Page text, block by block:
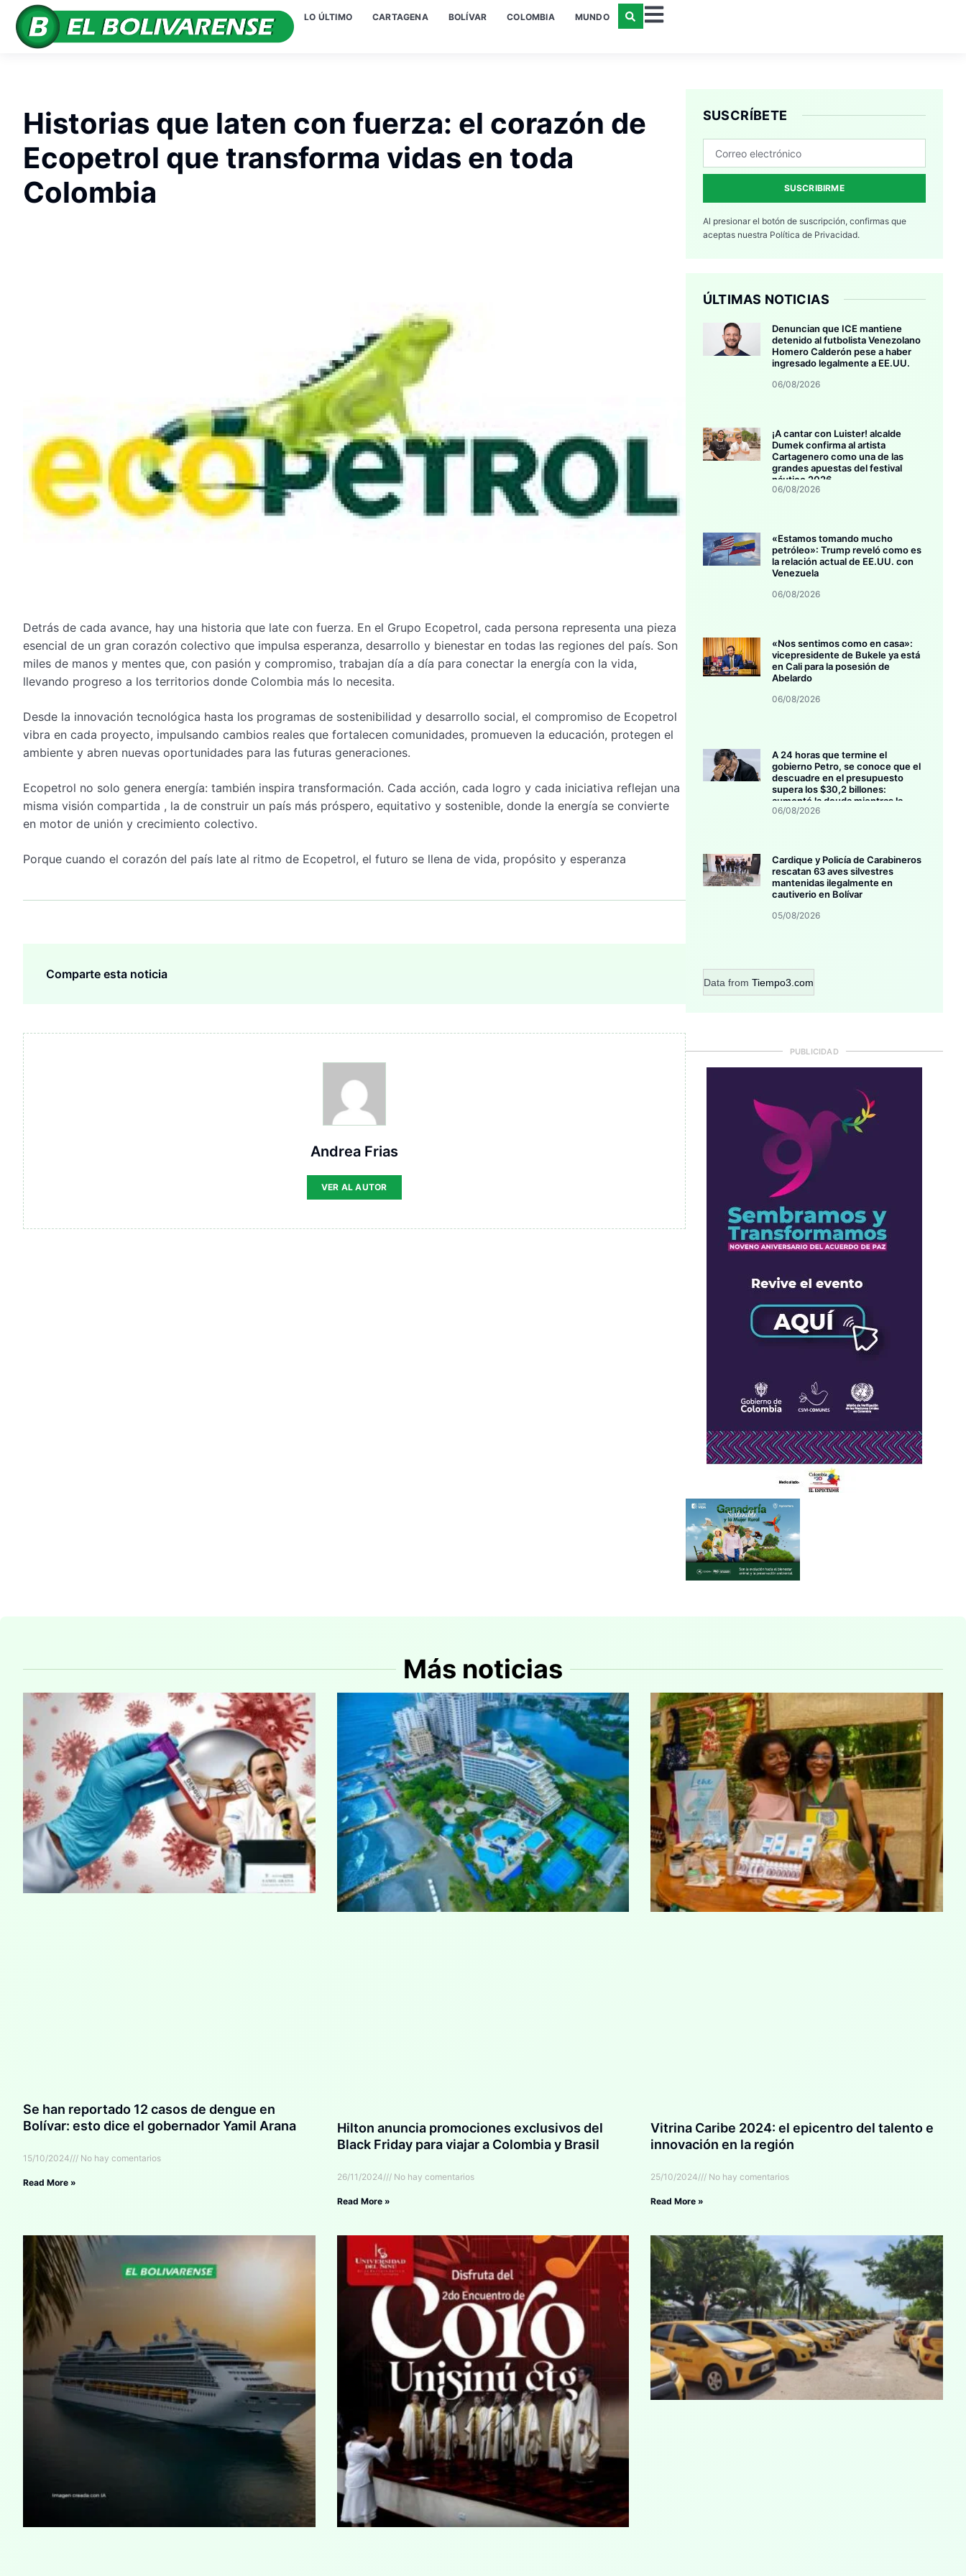
LO ÚLTIMO CARTAGENA BOLÍVAR COLOMBIA MUNDO
Historias que laten con fuerza: el corazón de
Ecopetrol que transforma vidas en toda
Colombia
Detrás de cada avance, hay una historia que late con fuerza. En el Grupo Ecopetrol, cada persona representa una pieza
esencial de un gran corazón colectivo que impulsa esperanza, desarrollo y bienestar en todas las regiones del país. Son
miles de manos y mentes que, con pasión y compromiso, trabajan día a día para conectar la energía con la vida,
llevando progreso a los territorios donde Colombia más lo necesita.
Desde la innovación tecnológica hasta los programas de sostenibilidad y desarrollo social, el compromiso de Ecopetrol
vibra en cada proyecto, impulsando cambios reales que fortalecen comunidades, promueven la educación, protegen el
ambiente y abren nuevas oportunidades para las futuras generaciones.
Ecopetrol no solo genera energía: también inspira transformación. Cada acción, cada logro y cada iniciativa reflejan una
misma visión compartida , la de construir un país más próspero, equitativo y sostenible, donde la energía se convierte
en motor de unión y crecimiento colectivo.
Porque cuando el corazón del país late al ritmo de Ecopetrol, el futuro se llena de vida, propósito y esperanza
Comparte esta noticia
Andrea Frias
VER AL AUTOR
SUSCRÍBETE
SUSCRIBIRME
Al presionar el botón de suscripción, confirmas que
aceptas nuestra Política de Privacidad.
ÚLTIMAS NOTICIAS
Denuncian que ICE mantiene
detenido al futbolista Venezolano
Homero Calderón pese a haber
ingresado legalmente a EE.UU.
06/08/2026
¡A cantar con Luister! alcalde
Dumek confirma al artista
Cartagenero como una de las
grandes apuestas del festival
náutico 2026
06/08/2026
«Estamos tomando mucho
petróleo»: Trump reveló como es
la relación actual de EE.UU. con
Venezuela
06/08/2026
«Nos sentimos como en casa»:
vicepresidente de Bukele ya está
en Cali para la posesión de
Abelardo
06/08/2026
A 24 horas que termine el
gobierno Petro, se conoce que el
descuadre en el presupuesto
supera los $30,2 billones:
aumentó la deuda mientras la
inversión se estanca
06/08/2026
Cardique y Policía de Carabineros
rescatan 63 aves silvestres
mantenidas ilegalmente en
cautiverio en Bolívar
05/08/2026
Data from Tiempo3.com
PUBLICIDAD
Más noticias
Se han reportado 12 casos de dengue en
Bolívar: esto dice el gobernador Yamil Arana
15/10/2024 No hay comentarios
Read More »
Hilton anuncia promociones exclusivos del
Black Friday para viajar a Colombia y Brasil
26/11/2024 No hay comentarios
Read More »
Vitrina Caribe 2024: el epicentro del talento e
innovación en la región
25/10/2024 No hay comentarios
Read More »